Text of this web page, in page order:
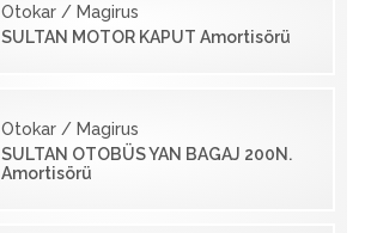
Otokar / Magirus
SULTAN MOTOR KAPUT Amortisörü
Otokar / Magirus
SULTAN OTOBÜS YAN BAGAJ 200N.
Amortisörü